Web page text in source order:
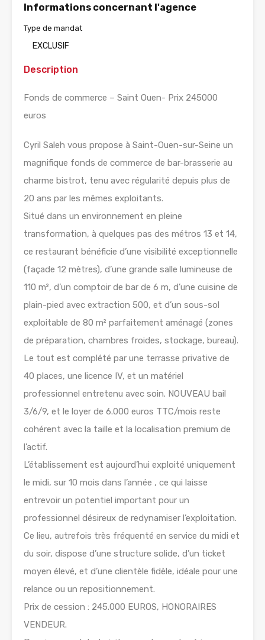
Informations concernant l'agence
Type de mandat
EXCLUSIF
Description
Fonds de commerce – Saint Ouen- Prix 245000
euros
Cyril Saleh vous propose à Saint-Ouen-sur-Seine un
magnifique fonds de commerce de bar-brasserie au
charme bistrot, tenu avec régularité depuis plus de
20 ans par les mêmes exploitants.
Situé dans un environnement en pleine
transformation, à quelques pas des métros 13 et 14,
ce restaurant bénéficie d’une visibilité exceptionnelle
(façade 12 mètres), d’une grande salle lumineuse de
110 m², d’un comptoir de bar de 6 m, d’une cuisine de
plain-pied avec extraction 500, et d’un sous-sol
exploitable de 80 m² parfaitement aménagé (zones
de préparation, chambres froides, stockage, bureau).
Le tout est complété par une terrasse privative de
40 places, une licence IV, et un matériel
professionnel entretenu avec soin. NOUVEAU bail
3/6/9, et le loyer de 6.000 euros TTC/mois reste
cohérent avec la taille et la localisation premium de
l’actif.
L’établissement est aujourd’hui exploité uniquement
le midi, sur 10 mois dans l’année , ce qui laisse
entrevoir un potentiel important pour un
professionnel désireux de redynamiser l’exploitation.
Ce lieu, autrefois très fréquenté en service du midi et
du soir, dispose d’une structure solide, d’un ticket
moyen élevé, et d’une clientèle fidèle, idéale pour une
relance ou un repositionnement.
Prix de cession : 245.000 EUROS, HONORAIRES
VENDEUR.